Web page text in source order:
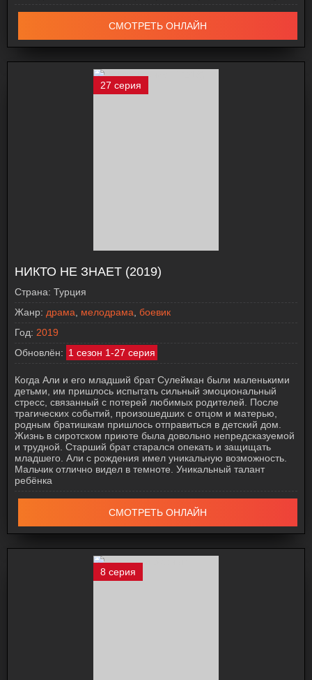
СМОТРЕТЬ ОНЛАЙН
27 серия
НИКТО НЕ ЗНАЕТ (2019)
Страна: Турция
Жанр: драма мелодрама боевик
Год: 2019
Обновлён: 1 сезон 1-27 серия
Когда Али и его младший брат Сулейман были маленькими
детьми, им пришлось испытать сильный эмоциональный
стресс, связанный с потерей любимых родителей. После
трагических событий, произошедших с отцом и матерью,
родным братишкам пришлось отправиться в детский дом.
Жизнь в сиротском приюте была довольно непредсказуемой
и трудной. Старший брат старался опекать и защищать
младшего. Али с рождения имел уникальную возможность.
Мальчик отлично видел в темноте. Уникальный талант
ребёнка
СМОТРЕТЬ ОНЛАЙН
8 серия